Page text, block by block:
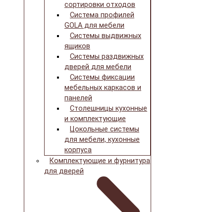
сортировки отходов
Система профилей
GOLA для мебели
Системы выдвижных
ящиков
Системы раздвижных
дверей для мебели
Системы фиксации
мебельных каркасов и
панелей
Столешницы кухонные
и комплектующие
Цокольные системы
для мебели, кухонные
корпуса
Комплектующие и фурнитура
для дверей